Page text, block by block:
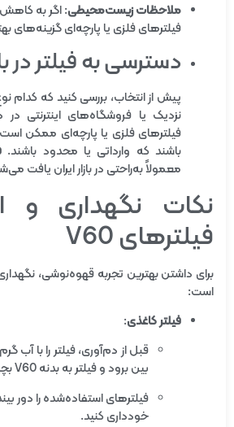
ملاحظات زیست‌محیطی: اگر به
فیلترهای فلزی یا پارچه‌ای گزینه‌های
دسترسی به فیلتر در
پیش از انتخاب، بررسی کنید که کدام
نزدیک یا فروشگاه‌های اینترنتی
فیلترهای فلزی یا پارچه‌ای ممکن
باشند که وارداتی یا محدود باشند.
معمولاً به‌راحتی در بازار ایران یافت
نکات نگهداری و
فیلترهای V60
برای داشتن بهترین تجربه قهوه‌نوشی،
است:
فیلتر کاغذی:
قبل از دم‌آوری، فیلتر را با آب
بین برود و فیلتر به بدنه V60 بچسبد.
فیلترهای استفاده‌شده را دور
خودداری کنید.